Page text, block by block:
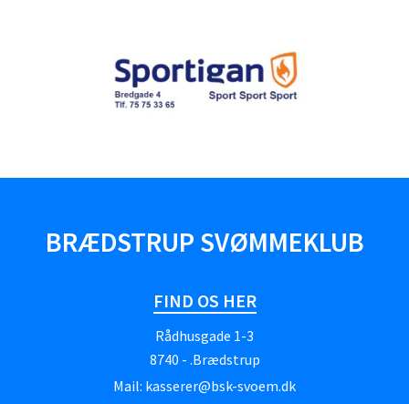
BRÆDSTRUP SVØMMEKLUB
FIND OS HER
Rådhusgade 1-3
8740 - .Brædstrup
Mail: kasserer@bsk-svoem.dk